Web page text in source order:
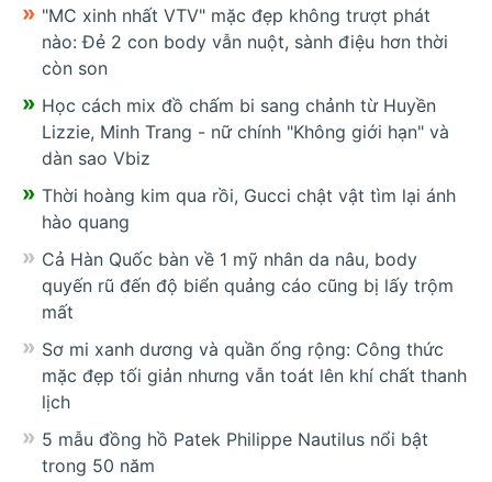
"MC xinh nhất VTV" mặc đẹp không trượt phát
nào: Đẻ 2 con body vẫn nuột, sành điệu hơn thời
còn son
Học cách mix đồ chấm bi sang chảnh từ Huyền
Lizzie, Minh Trang - nữ chính "Không giới hạn" và
dàn sao Vbiz
Thời hoàng kim qua rồi, Gucci chật vật tìm lại ánh
hào quang
Cả Hàn Quốc bàn về 1 mỹ nhân da nâu, body
quyến rũ đến độ biển quảng cáo cũng bị lấy trộm
mất
Sơ mi xanh dương và quần ống rộng: Công thức
mặc đẹp tối giản nhưng vẫn toát lên khí chất thanh
lịch
5 mẫu đồng hồ Patek Philippe Nautilus nổi bật
trong 50 năm